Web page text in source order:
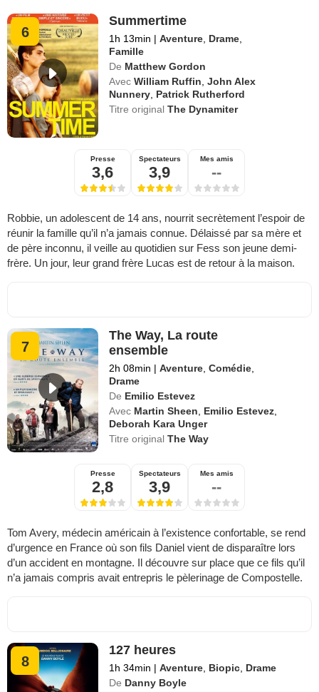
6
Summertime
1h 13min | Aventure Drame
Famille
De Matthew Gordon
Avec William Ruffin ,John Alex
Nunnery Patrick Rutherford
Titre originalThe Dynamiter
Presse
3,6
Spectateurs
3,9
Mes amis
--
Robbie, un adolescent de 14 ans, nourrit secrètement l’espoir de
réunir la famille qu’il n’a jamais connue. Délaissé par sa mère et
de père inconnu, il veille au quotidien sur Fess son jeune demi-
frère. Un jour, leur grand frère Lucas est de retour à la maison.
7
The Way, La route
ensemble
2h 08min | Aventure ,Comédie
Drame
De Emilio Estevez
Avec Martin Sheen Emilio Estevez
Deborah Kara Unger
Titre originalThe Way
Presse
2,8
Spectateurs
3,9
Mes amis
--
Tom Avery, médecin américain à l’existence confortable, se rend
d’urgence en France où son fils Daniel vient de disparaître lors
d’un accident en montagne. Il découvre sur place que ce fils qu’il
n’a jamais compris avait entrepris le pèlerinage de Compostelle.
8
127 heures
1h 34min | Aventure Biopic Drame
De Danny Boyle